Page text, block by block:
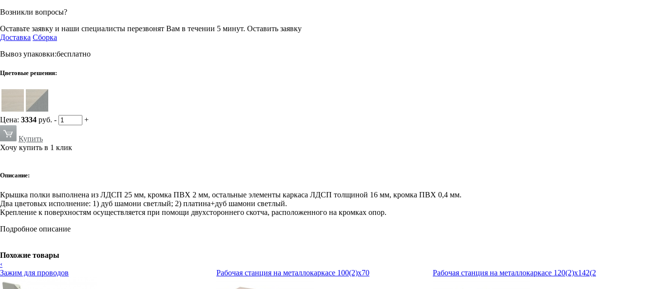
Возникли вопросы?
Оставьте заявку и наши специалисты перезвонят Вам в течении 5 минут. Оставить заявку
Доставка Сборка
Вывоз упаковки:бесплатно
Цветовые решения:
Цена: 3334 руб. - +
Купить
Хочу купить в 1 клик
Описание:
Крышка полки выполнена из ЛДСП 25 мм, кромка ПВХ 2 мм, остальные элементы каркаса ЛДСП толщиной 16 мм, кромка ПВХ 0,4 мм.
Два цветовых исполнение: 1) дуб шамони светлый; 2) платина+дуб шамони светлый.
Крепление к поверхностям осуществляется при помощи двухстороннего скотча, расположенного на кромках опор.
Подробное описание
Похожие товары
‹
Зажим для проводов
Рабочая станция на металлокаркасе 100(2)х70 Рабочая станция на металлокаркасе 120(2)х142(2